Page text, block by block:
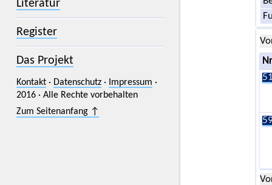
Literatur
Register
Das Projekt
Kontakt· Datenschutz· Impressum ·
2016 · Alle Rechte vorbehalten
Zum Seitenanfang ↑